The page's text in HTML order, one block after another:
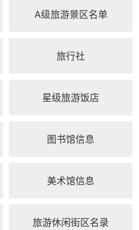
A级旅游景区名单
旅行社
星级旅游饭店
图书馆信息
美术馆信息
旅游休闲街区名录